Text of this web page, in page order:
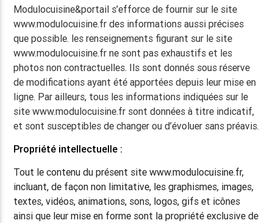
Modulocuisine&portail s’efforce de fournir sur le site
www.modulocuisine.fr des informations aussi précises
que possible. les renseignements figurant sur le site
www.modulocuisine.fr ne sont pas exhaustifs et les
photos non contractuelles. Ils sont donnés sous réserve
de modifications ayant été apportées depuis leur mise en
ligne. Par ailleurs, tous les informations indiquées sur le
site www.modulocuisine.fr sont données à titre indicatif,
et sont susceptibles de changer ou d’évoluer sans préavis.
Propriété intellectuelle :
Tout le contenu du présent site www.modulocuisine.fr,
incluant, de façon non limitative, les graphismes, images,
textes, vidéos, animations, sons, logos, gifs et icônes
ainsi que leur mise en forme sont la propriété exclusive de